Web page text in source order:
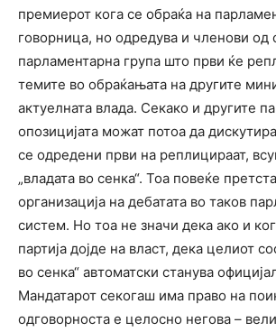
премиерот кога се обраќа на
говорница, но одредува и членови од
парламентарна група што први ќе
темите во обраќањата на другите
актуелната влада. Секако и другите
опозицијата можат потоа да
се одредени први на реплицираат,
„владата во сенка“. Тоа повеќе
организација на дебатата во таков
систем. Но тоа не значи дека ако и
партија дојде на власт, дека целиот
во сенка“ автоматски станува
Мандатарот секогаш има право на
одговорноста е целосно негова –